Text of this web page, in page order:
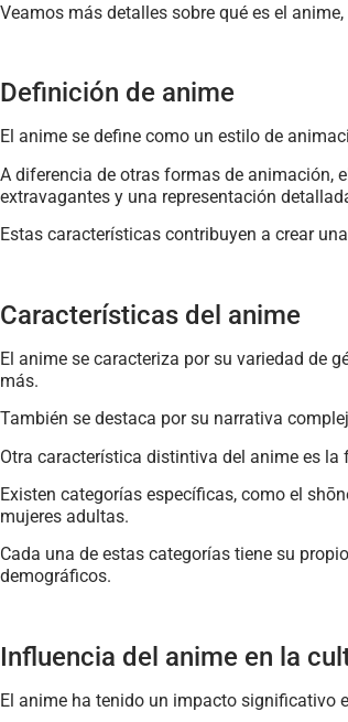
Veamos más detalles sobre qué es el
Definición de anime
El anime se define como un estilo de
A diferencia de otras formas de animación,
extravagantes y una representación
Estas características contribuyen a crear
Características del anime
El anime se caracteriza por su variedad de
más.
También se destaca por su narrativa
Otra característica distintiva del anime es
Existen categorías específicas, como el
mujeres adultas.
Cada una de estas categorías tiene su
demográficos.
Influencia del anime en la
El anime ha tenido un impacto significativo